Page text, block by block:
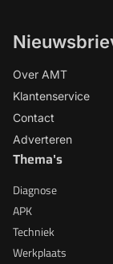
Over AMT
Klantenservice
Contact
Adverteren
Thema's
Diagnose
APK
Techniek
Werkplaats